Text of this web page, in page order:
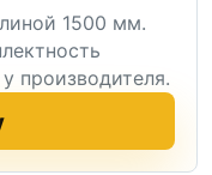
1500 мм.
производителя.